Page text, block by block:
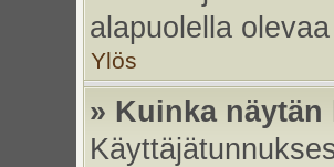
alapuolella
Ylös
» Kuinka